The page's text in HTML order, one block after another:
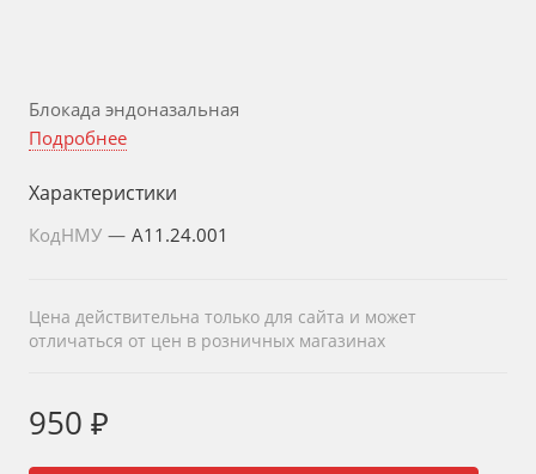
Блокада эндоназальная
Подробнее
Характеристики
КодНМУ — A11.24.001
Цена действительна только для сайта и может
отличаться от цен в розничных магазинах
950 ₽